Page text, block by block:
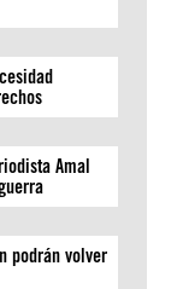
Amal
podrán volver